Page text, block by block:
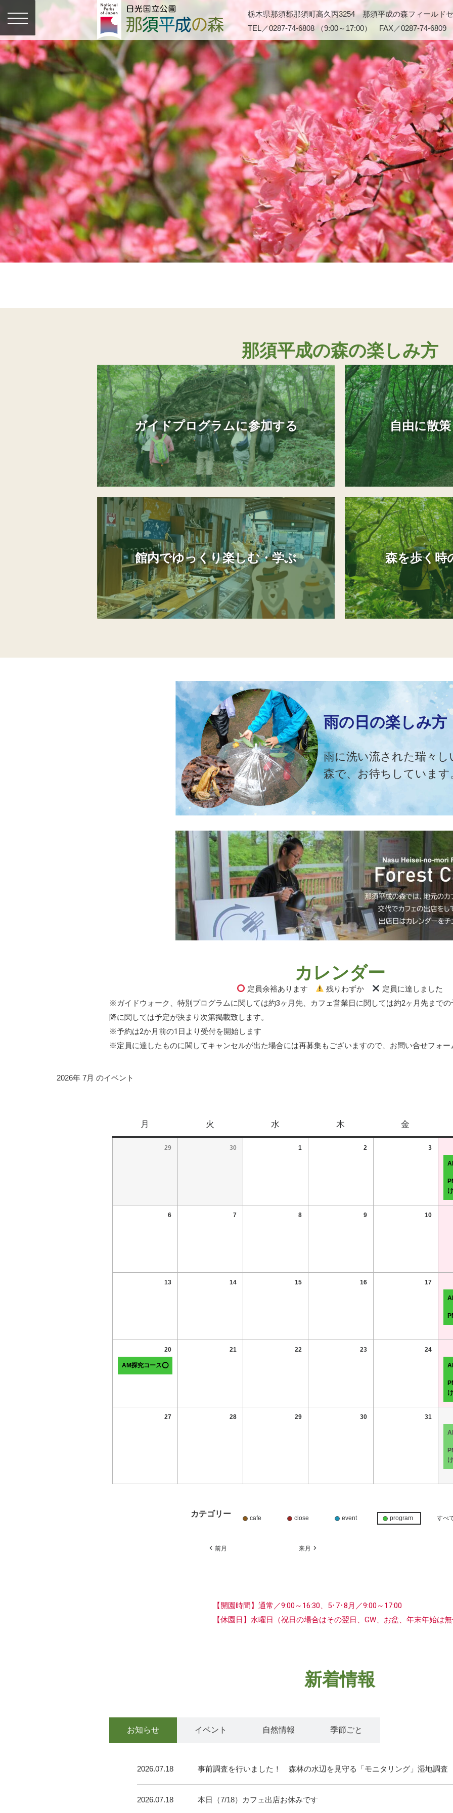
栃木県那須郡那須町高久丙3254 那須平成の森フィールド
TEL／0287-74-6808 （9:00～17:00） FAX／0287-74-6809
那須平成の森の楽しみ方
ガイドプログラムに参加する 自由に散
館内でゆっくり楽しむ・学ぶ 森を歩く時
雨の日の楽しみ方
雨に洗い流された瑞々し
森で、お待ちしています
カレンダー
定員余裕あります 残りわずか
定員に達しました
※ガイドウォーク、特別プログラムに関しては約3ヶ月先、カフェ営業日に関しては約2ヶ月先まで
降に関しては予定が決まり次第掲載致します。
※予約は2か月前の1日より受付を開始します
※定員に達したものに関してキャンセルが出た場合には再募集もございますので、お問い合せフォ
2026年 7月 のイベント
月 火 水 木 金
29 30 1 2 3
6 7 8 9 10
13 14 15 16 17
20
AM探究コース⭕
21 22 23 24
27 28 29 30 31
カテゴリー cafe close event program すべ
前月 来月
【開園時間】 通常／9:00～16:30、5･7･8月／9:00～17:00
【休園日】水曜日 （祝日の場合はその翌日、GW、お盆、年末年始は
新着情報
お知らせ イベント 自然情報 季節ごと
2026.07.18 事前調査を行いました！ 森林の水辺を見守る「モニタリング」湿地調査
2026.07.18 本日（7/18）カフェ出店お休みです